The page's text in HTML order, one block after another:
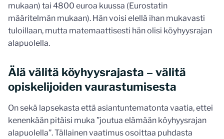
mukaan) tai 4800 euroa kuussa (Eurostatin
määritelmän mukaan). Hän voisi elellä ihan mukavasti
tuloillaan, mutta matemaattisesti hän olisi köyhyysrajan
alapuolella.
Älä välitä köyhyysrajasta – välitä
opiskelijoiden vaurastumisesta
On sekä lapsekasta että asiantuntematonta vaatia, ettei
kenenkään pitäisi muka ”joutua elämään köyhyysrajan
alapuolella”. Tällainen vaatimus osoittaa puhdasta